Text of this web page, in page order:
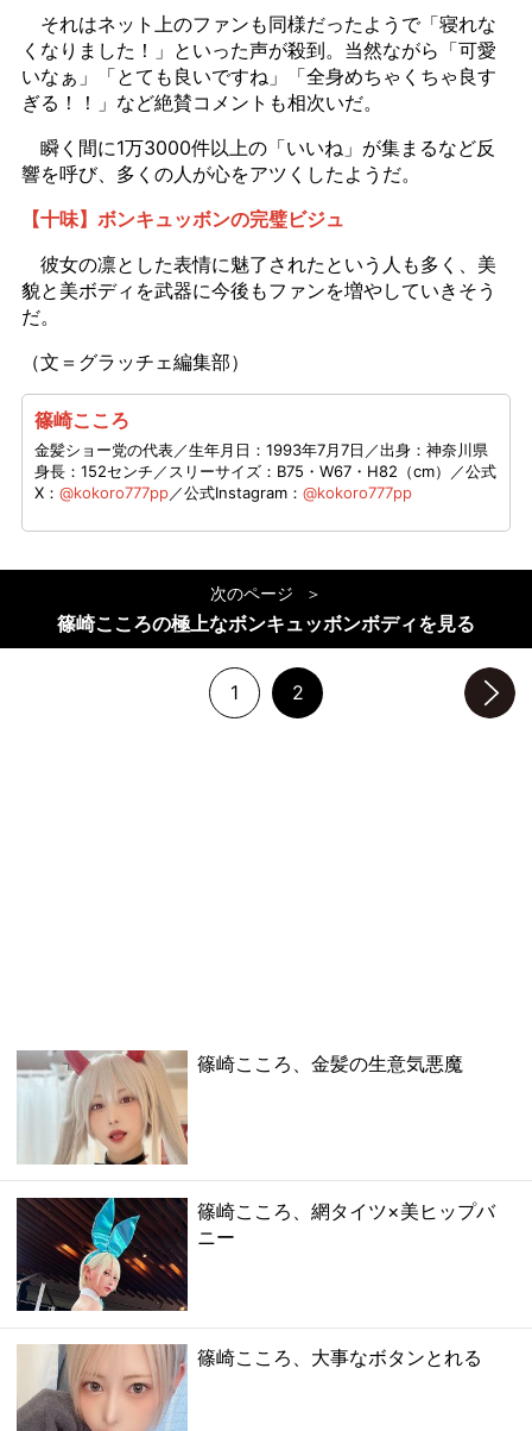
それはネット上のファンも同様だったようで「寝れな
くなりました！」といった声が殺到。当然ながら「可愛
いなぁ」「とても良いですね」「全身めちゃくちゃ良す
ぎる！！」など絶賛コメントも相次いだ。
瞬く間に1万3000件以上の「いいね」が集まるなど反
響を呼び、多くの人が心をアツくしたようだ。
【十味】ボンキュッボンの完璧ビジュ
彼女の凛とした表情に魅了されたという人も多く、美
貌と美ボディを武器に今後もファンを増やしていきそう
だ。
（文＝グラッチェ編集部）
篠崎こころ
金髪ショー党の代表／生年月日：1993年7月7日／出身：神奈川県
身長：152センチ／スリーサイズ：B75・W67・H82（cm）／公式
X： @kokoro777pp／公式Instagram： @kokoro777pp
次のページ
篠崎こころの極上なボンキュッボンボディを見る
1 2
篠崎こころ、金髪の生意気悪魔
篠崎こころ、網タイツ×美ヒップバ
ニー
篠崎こころ、大事なボタンとれる